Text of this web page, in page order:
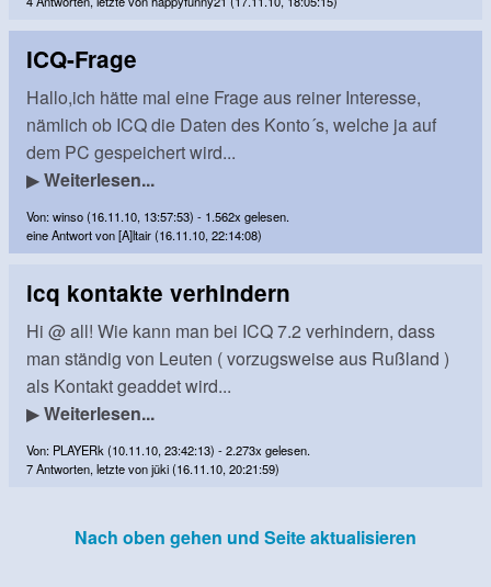
ICQ-Frage
Hallo,ich hätte mal eine Frage aus reiner Interesse,
nämlich ob ICQ die Daten des Konto´s, welche ja auf
dem PC gespeichert wird...
▶Weiterlesen...
Von: winso (16.11.10, 13:57:53) - 1.562x gelesen.
eine Antwort von [A]ltair (16.11.10, 22:14:08)
icq kontakte verhindern
Hi @ all! Wie kann man bei ICQ 7.2 verhindern, dass
man ständig von Leuten ( vorzugsweise aus Rußland )
als Kontakt geaddet wird...
▶Weiterlesen...
Von: PLAYERk (10.11.10, 23:42:13) - 2.273x gelesen.
7 Antworten, letzte von jüki (16.11.10, 20:21:59)
Nach oben gehen und Seite aktualisieren